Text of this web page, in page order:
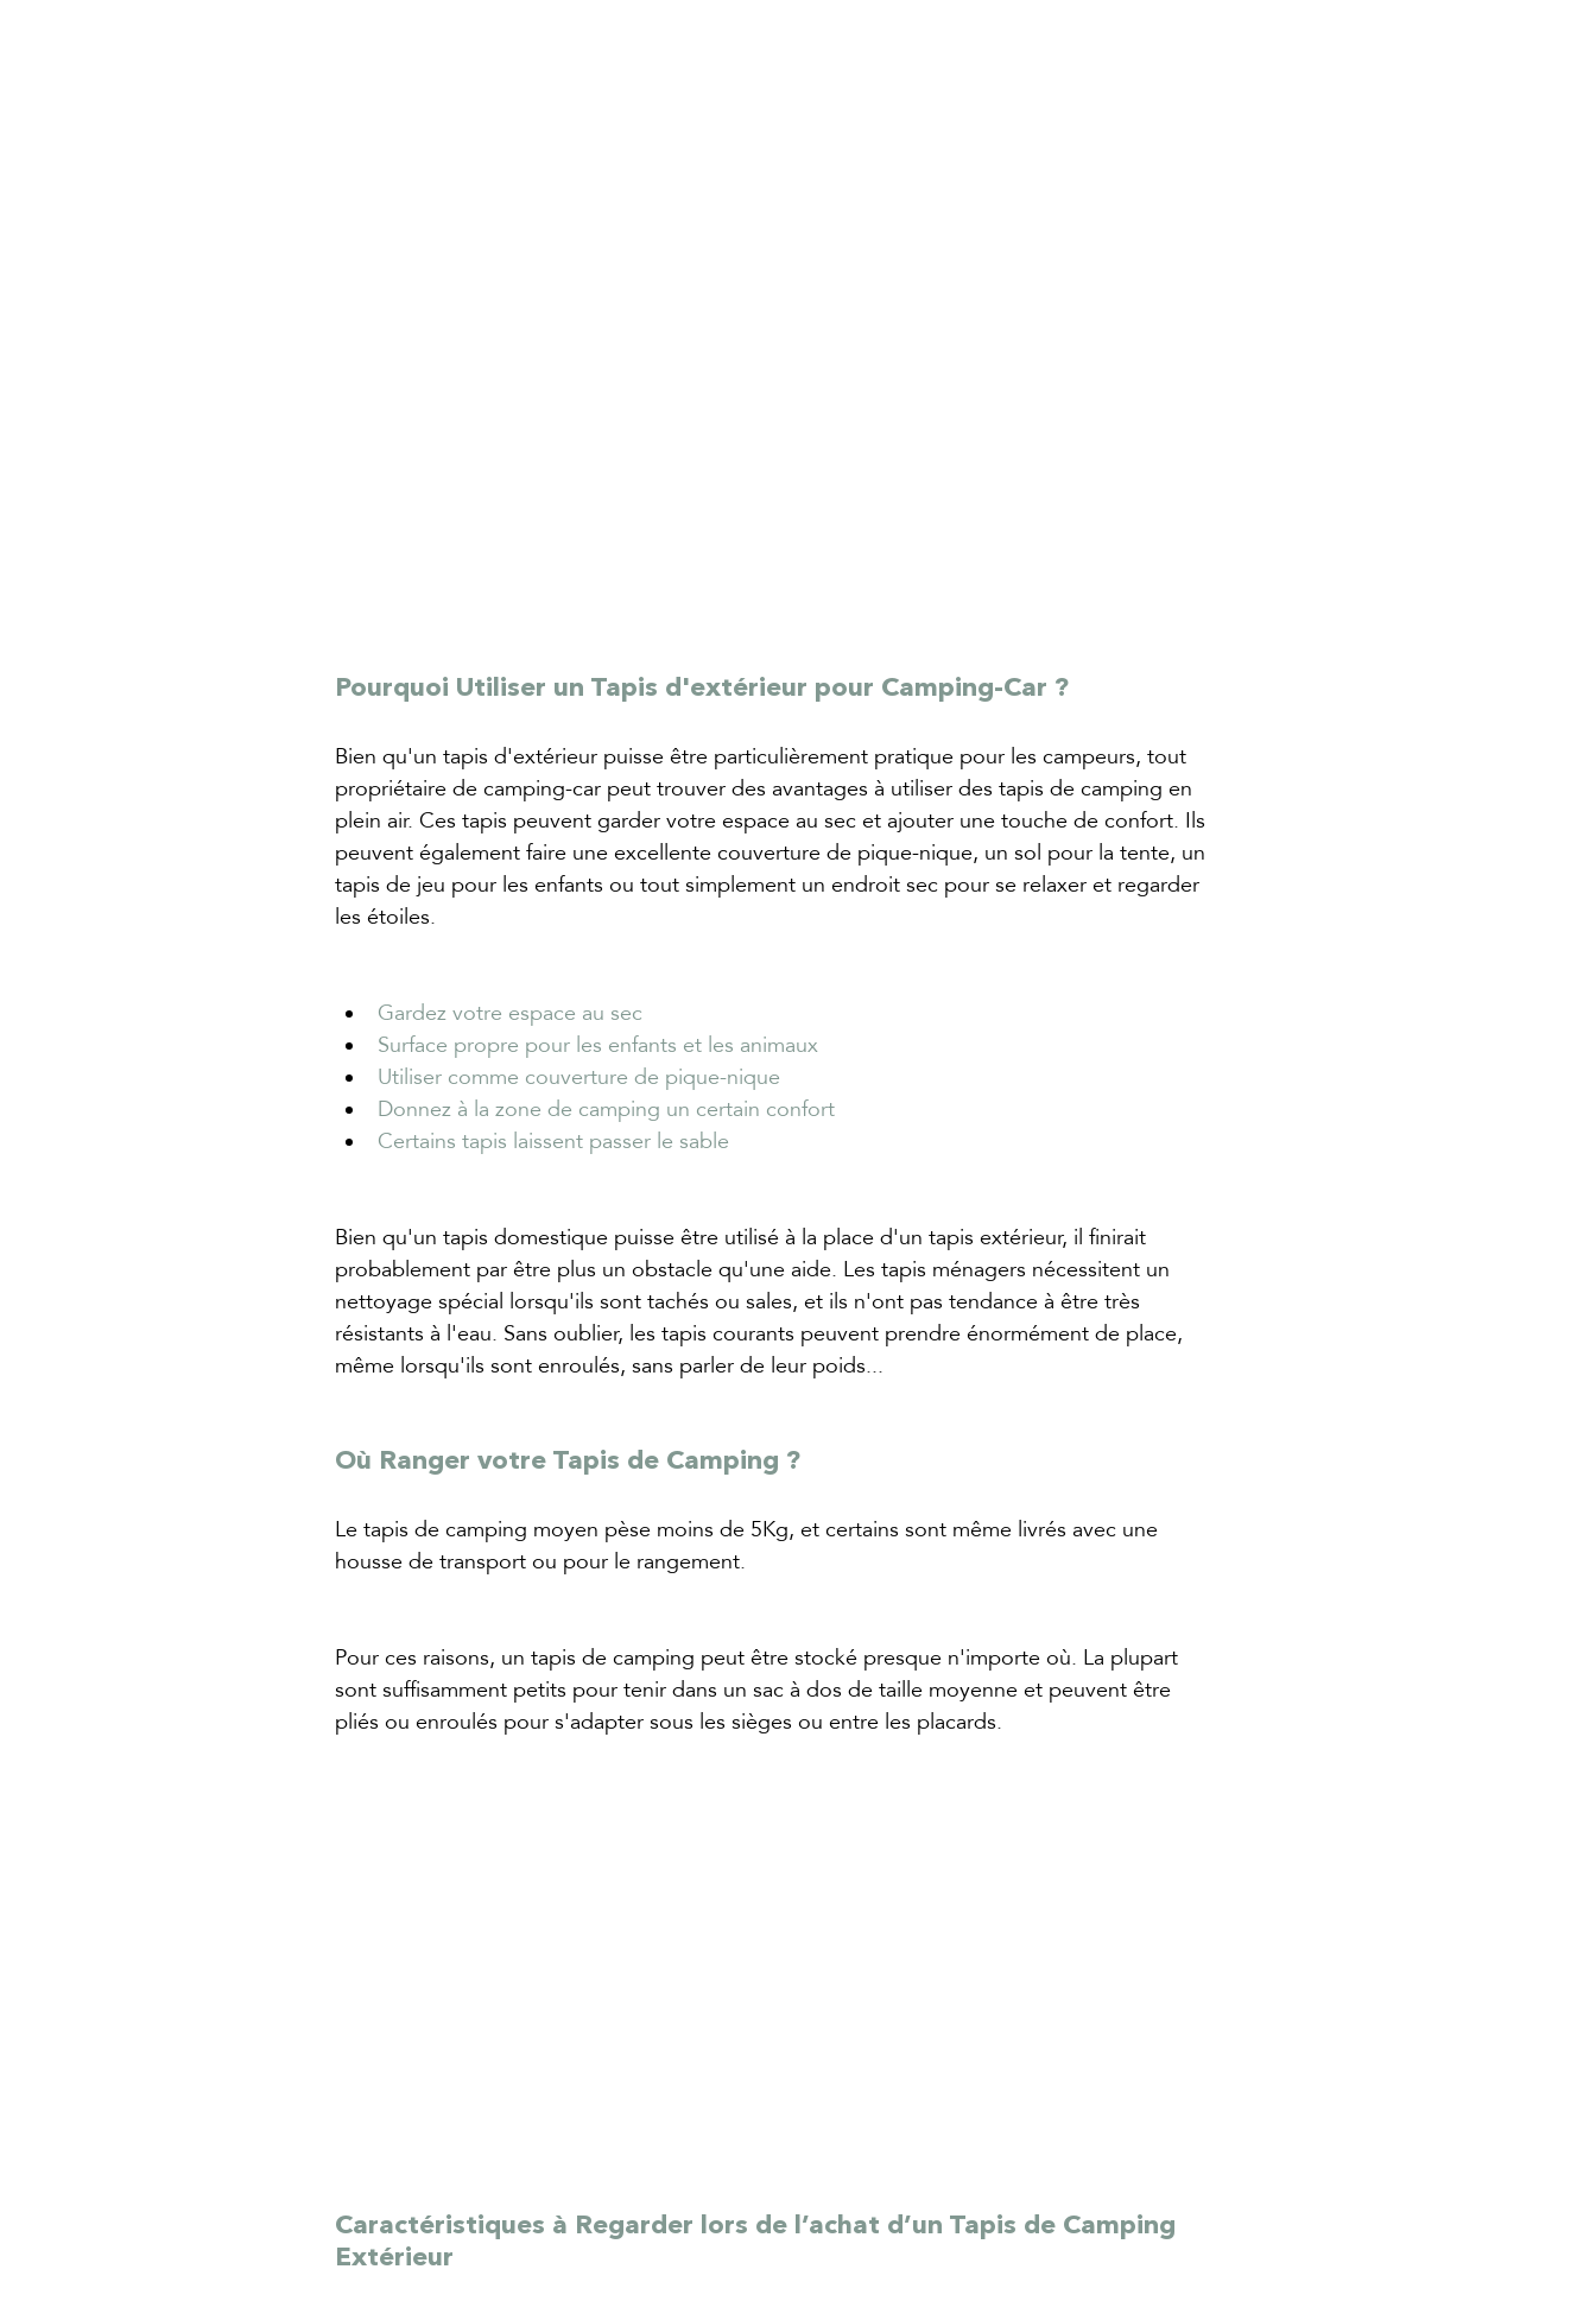
Pourquoi Utiliser un Tapis d'extérieur pour Camping-Car ?
Bien qu'un tapis d'extérieur puisse être particulièrement pratique pour les campeurs, tout
propriétaire de camping-car peut trouver des avantages à utiliser des tapis de camping en
plein air. Ces tapis peuvent garder votre espace au sec et ajouter une touche de confort. Ils
peuvent également faire une excellente couverture de pique-nique, un sol pour la tente, un
tapis de jeu pour les enfants ou tout simplement un endroit sec pour se relaxer et regarder
les étoiles.
Gardez votre espace au sec
Surface propre pour les enfants et les animaux
Utiliser comme couverture de pique-nique
Donnez à la zone de camping un certain confort
Certains tapis laissent passer le sable
Bien qu'un tapis domestique puisse être utilisé à la place d'un tapis extérieur, il finirait
probablement par être plus un obstacle qu'une aide. Les tapis ménagers nécessitent un
nettoyage spécial lorsqu'ils sont tachés ou sales, et ils n'ont pas tendance à être très
résistants à l'eau. Sans oublier, les tapis courants peuvent prendre énormément de place,
même lorsqu'ils sont enroulés, sans parler de leur poids...
Où Ranger votre Tapis de Camping ?
Le tapis de camping moyen pèse moins de 5Kg, et certains sont même livrés avec une
housse de transport ou pour le rangement.
Pour ces raisons, un tapis de camping peut être stocké presque n'importe où. La plupart
sont suffisamment petits pour tenir dans un sac à dos de taille moyenne et peuvent être
pliés ou enroulés pour s'adapter sous les sièges ou entre les placards.
Caractéristiques à Regarder lors de l’achat d’un Tapis de Camping
Extérieur